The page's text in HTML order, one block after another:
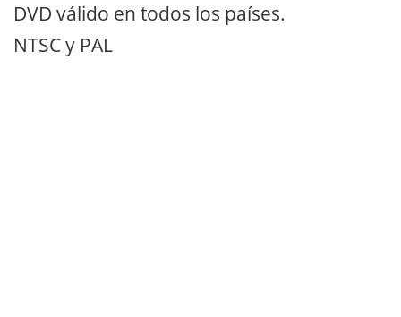
DVD válido en todos los países.
NTSC y PAL